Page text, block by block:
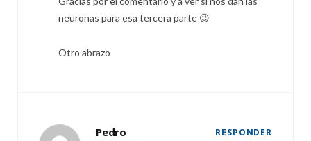
neuronas para esa tercera parte 😉
Otro abrazo
Pedro RESPONDER